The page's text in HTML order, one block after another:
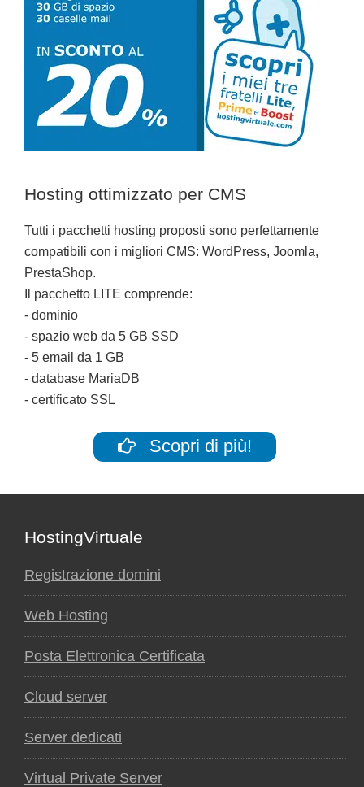
Hosting ottimizzato per CMS
Tutti i pacchetti hosting proposti sono perfettamente
compatibili con i migliori CMS: WordPress, Joomla,
PrestaShop.
Il pacchetto LITE comprende:
- dominio
- spazio web da 5 GB SSD
- 5 email da 1 GB
- database MariaDB
- certificato SSL
Scopri di più!
Footer
HostingVirtuale
Registrazione domini
Web Hosting
Posta Elettronica Certificata
Cloud server
Server dedicati
Virtual Private Server